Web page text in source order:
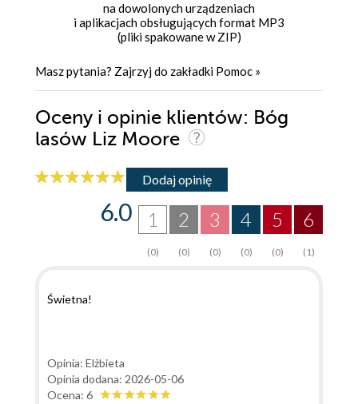
na dowolonych urządzeniach
i aplikacjach obsługujących format MP3
(pliki spakowane w ZIP)
Masz pytania? Zajrzyj do zakładki Pomoc »
Oceny i opinie klientów: Bóg
lasów Liz Moore
Dodaj opinię
6
(1)
5
(0)
4
(0)
3
(0)
2
(0)
1
(0)
6.0
Świetna!
Opinia: Elżbieta
Opinia dodana: 2026-05-06
Ocena: 6